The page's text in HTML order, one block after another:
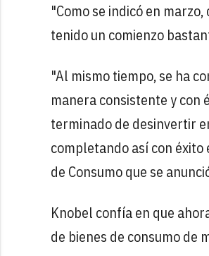
"Como se indicó en
tenido un comienzo
"Al mismo tiempo, se ha
manera consistente y con
terminado de desinvertir
completando así con
de Consumo que se
Knobel confía en que
de bienes de consumo de